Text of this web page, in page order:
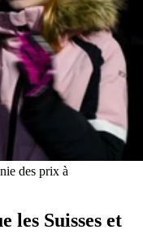
des prix à
les Suisses et